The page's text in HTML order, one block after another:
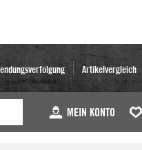
Artikelvergleich
MEIN KONTO